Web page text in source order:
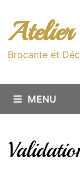
contenu
Atelier
Brocante et
MENU